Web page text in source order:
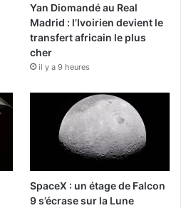
Yan Diomandé au Real
Madrid : l’Ivoirien devient le
transfert africain le plus
cher
il y a 9 heures
SpaceX : un étage de Falcon
9 s’écrase sur la Lune